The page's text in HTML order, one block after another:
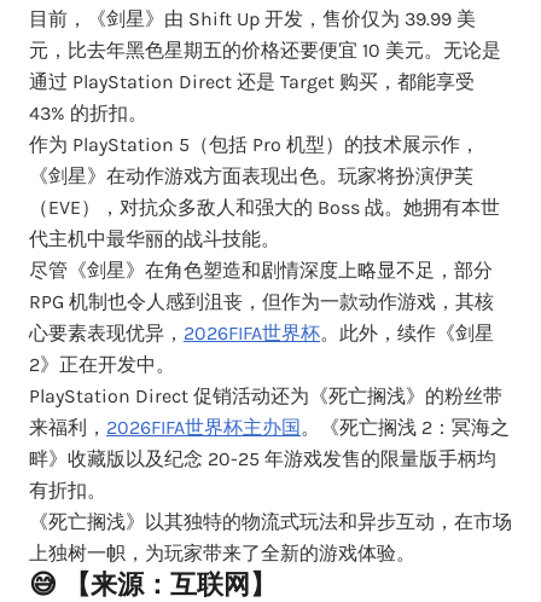
目前，《剑星》由 Shift Up 开发，售价仅为 39.99 美
元，比去年黑色星期五的价格还要便宜 10 美元。无论是
通过 PlayStation Direct 还是 Target 购买，都能享受
43% 的折扣。
作为 PlayStation 5（包括 Pro 机型）的技术展示作，
《剑星》在动作游戏方面表现出色。玩家将扮演伊芙
（EVE），对抗众多敌人和强大的 Boss 战。她拥有本世
代主机中最华丽的战斗技能。
尽管《剑星》在角色塑造和剧情深度上略显不足，部分
RPG 机制也令人感到沮丧，但作为一款动作游戏，其核
心要素表现优异， 2026FIFA世界杯。此外，续作《剑星
2》正在开发中。
PlayStation Direct 促销活动还为《死亡搁浅》的粉丝带
来福利， 2026FIFA世界杯主办国。《死亡搁浅 2：冥海之
畔》收藏版以及纪念 20-25 年游戏发售的限量版手柄均
有折扣。
《死亡搁浅》以其独特的物流式玩法和异步互动，在市场
上独树一帜，为玩家带来了全新的游戏体验。
😅 【来源：互联网】